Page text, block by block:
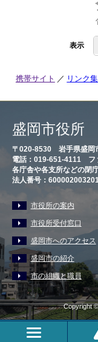
表示
携帯サイト リンク集
盛岡市役所
〒020-8530 岩手県盛
電話：019-651-4111 フ
各庁舎や各支所などの閉
法人番号：
市役所の案内
市役所受付窓口
盛岡市へのアクセス
盛岡市の紹介
市の組織と職員
Copyright